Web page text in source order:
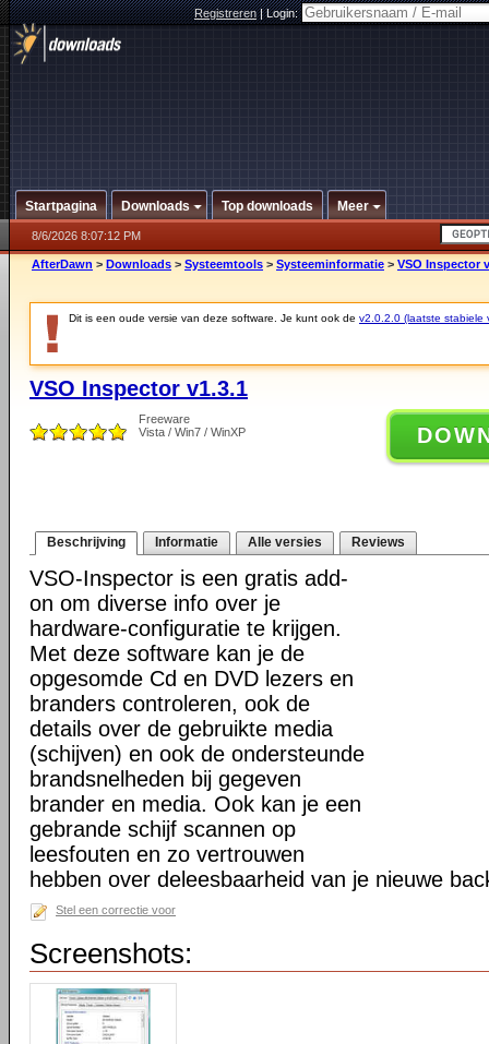
Registreren|Login:
Startpagina Downloads Top downloads Meer
8/6/2026 8:07:12 PM
AfterDawn > Downloads > Systeemtools > Systeeminformatie > VSO Inspector
Dit is een oude versie van deze software. Je kunt ook de v2.0.2.0 (laatste stabiele
VSO Inspector v1.3.1
Freeware
Vista / Win7 / WinXP
Beschrijving Informatie Alle versies Reviews
VSO-Inspector is een gratis add-
on om diverse info over je
hardware-configuratie te krijgen.
Met deze software kan je de
opgesomde Cd en DVD lezers en
branders controleren, ook de
details over de gebruikte media
(schijven) en ook de ondersteunde
brandsnelheden bij gegeven
brander en media. Ook kan je een
gebrande schijf scannen op
leesfouten en zo vertrouwen
hebben over deleesbaarheid van je nieuwe
Stel een correctie voor
Screenshots: